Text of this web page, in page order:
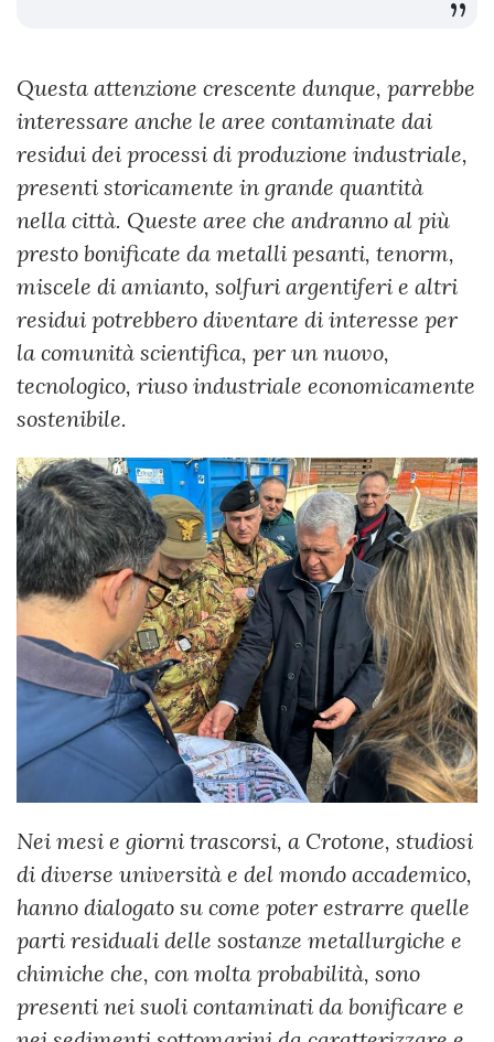
Questa attenzione crescente dunque, parrebbe
interessare anche le aree contaminate dai
residui dei processi di produzione industriale,
presenti storicamente in grande quantità
nella città. Queste aree che andranno al più
presto bonificate da metalli pesanti, tenorm,
miscele di amianto, solfuri argentiferi e altri
residui potrebbero diventare di interesse per
la comunità scientifica, per un nuovo,
tecnologico, riuso industriale economicamente
sostenibile.
Nei mesi e giorni trascorsi, a Crotone, studiosi
di diverse università e del mondo accademico,
hanno dialogato su come poter estrarre quelle
parti residuali delle sostanze metallurgiche e
chimiche che, con molta probabilità, sono
presenti nei suoli contaminati da bonificare e